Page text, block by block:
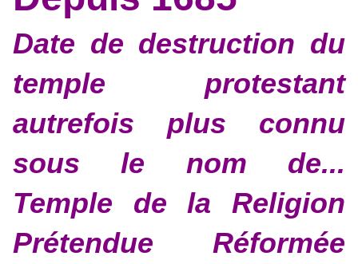
Date de destruction du
temple protestant
autrefois plus connu
sous le nom de...
Temple de la Religion
Prétendue Réformée